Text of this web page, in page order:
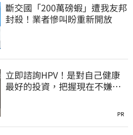
斷交國「200萬磅蝦」遭我友邦
封殺！業者慘叫盼重新開放
立即諮詢HPV！是對自己健康
最好的投資，把握現在不嫌
PR